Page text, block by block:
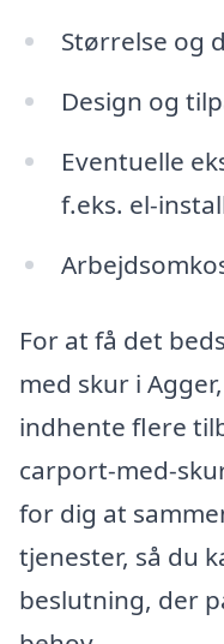
Størrelse og
Design og
Eventuelle
f.eks. el-
For at få det
med skur i
indhente flere
carport-med-
for dig at
tjenester, så du
beslutning, der